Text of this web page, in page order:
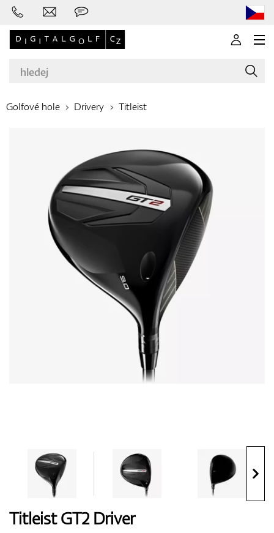
Golfové hole
Oblečení
Boty
Rukavice
Bagy
Golfové hole Drivery Titleist
Titleist GT2 Driver